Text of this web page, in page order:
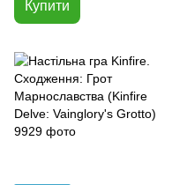
Купити